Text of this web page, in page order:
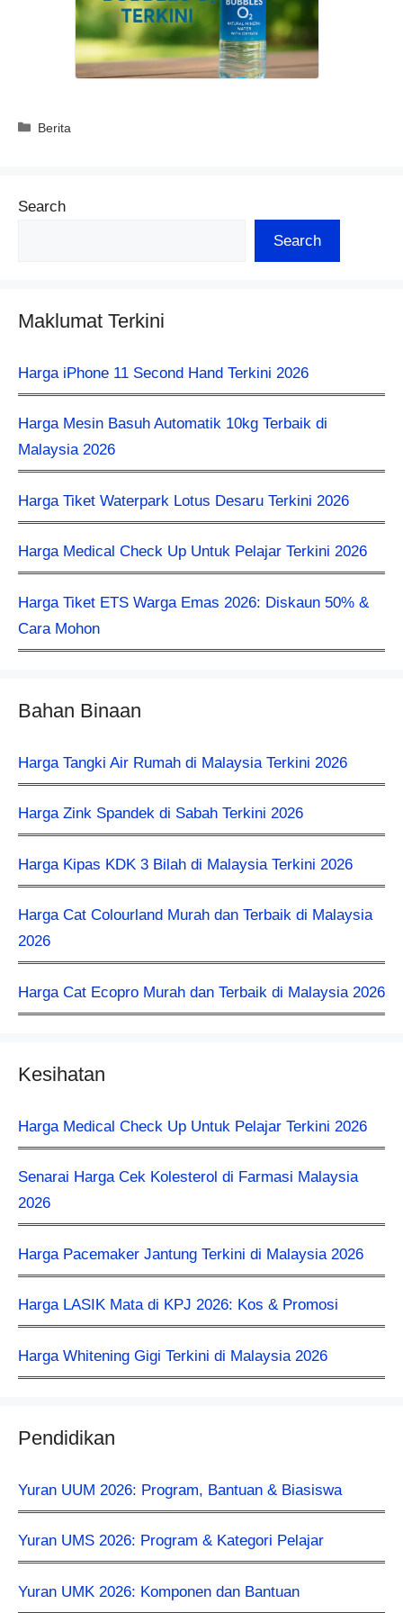
Categories
Berita
Search
Search
Maklumat Terkini
Harga iPhone 11 Second Hand Terkini 2026
Harga Mesin Basuh Automatik 10kg Terbaik di
Malaysia 2026
Harga Tiket Waterpark Lotus Desaru Terkini 2026
Harga Medical Check Up Untuk Pelajar Terkini 2026
Harga Tiket ETS Warga Emas 2026: Diskaun 50% &
Cara Mohon
Bahan Binaan
Harga Tangki Air Rumah di Malaysia Terkini 2026
Harga Zink Spandek di Sabah Terkini 2026
Harga Kipas KDK 3 Bilah di Malaysia Terkini 2026
Harga Cat Colourland Murah dan Terbaik di Malaysia
2026
Harga Cat Ecopro Murah dan Terbaik di Malaysia 2026
Kesihatan
Harga Medical Check Up Untuk Pelajar Terkini 2026
Senarai Harga Cek Kolesterol di Farmasi Malaysia
2026
Harga Pacemaker Jantung Terkini di Malaysia 2026
Harga LASIK Mata di KPJ 2026: Kos & Promosi
Harga Whitening Gigi Terkini di Malaysia 2026
Pendidikan
Yuran UUM 2026: Program, Bantuan & Biasiswa
Yuran UMS 2026: Program & Kategori Pelajar
Yuran UMK 2026: Komponen dan Bantuan